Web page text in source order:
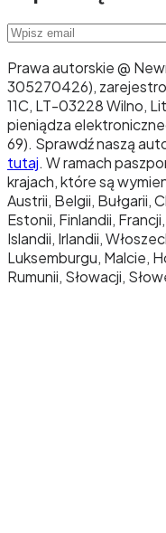
Prawa autorskie @
305270426),
11C, LT-03228 Wilno,
pieniądza
69). Sprawdź naszą
tutaj. W ramach
krajach, które są
Austrii, Belgii, Bułgarii,
Estonii, Finlandii,
Islandii, Irlandii,
Luksemburgu, Malcie,
Rumunii, Słowacji,